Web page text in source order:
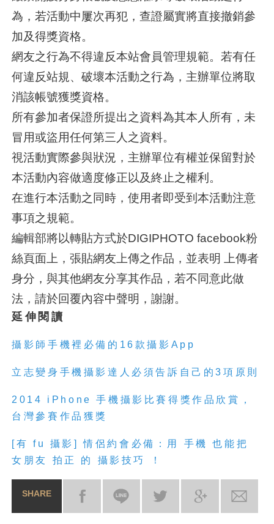
為，若活動中屢次再犯，查證屬實將直接撤銷參
加及得獎資格。
網友之行為不得違反本站會員管理規範。若有任
何違反站規、破壞本活動之行為，主辦單位將取
消該帳號獲獎資格。
所有參加者保證所提出之資料為其本人所有，未
冒用或盜用任何第三人之資料。
視活動實際參與狀況，主辦單位有權並保留對於
本活動內容做適度修正以及終止之權利。
在進行本活動之同時，使用者即受到本活動注意
事項之規範。
編輯部將以轉貼方式於DIGIPHOTO facebook粉
絲頁面上，張貼網友上傳之作品，並表明 上傳者
身分，與其他網友分享其作品，若不同意此做
法，請於回覆內容中聲明，謝謝。
延伸閱讀
攝影師手機裡必備的16款攝影App
立志變身手機攝影達人必須告訴自己的3項原則
2014 iPhone 手機攝影比賽得獎作品欣賞，
台灣參賽作品獲獎
[有 fu 攝影] 情侶約會必備：用 手機 也能把
女朋友 拍正 的 攝影技巧 ！
SHARE